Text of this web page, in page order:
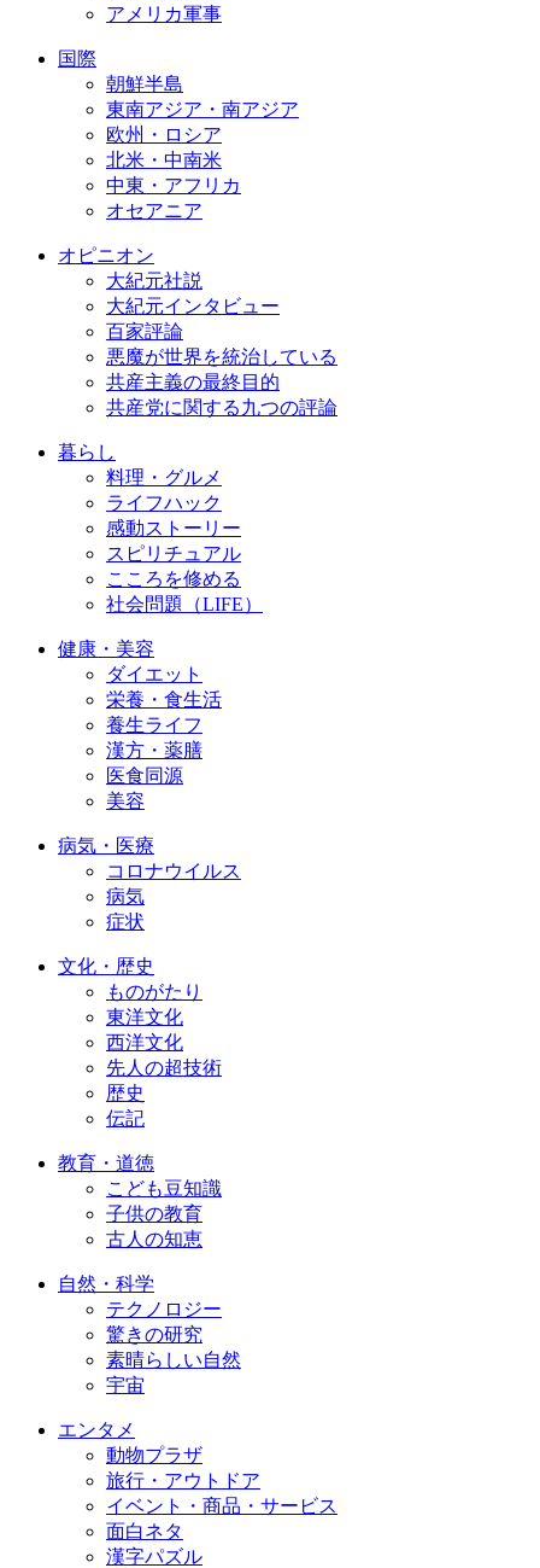
アメリカ軍事
国際
朝鮮半島
東南アジア・南アジア
欧州・ロシア
北米・中南米
中東・アフリカ
オセアニア
オピニオン
大紀元社説
大紀元インタビュー
百家評論
悪魔が世界を統治している
共産主義の最終目的
共産党に関する九つの評論
暮らし
料理・グルメ
ライフハック
感動ストーリー
スピリチュアル
こころを修める
社会問題（LIFE）
健康・美容
ダイエット
栄養・食生活
養生ライフ
漢方・薬膳
医食同源
美容
病気・医療
コロナウイルス
病気
症状
文化・歴史
ものがたり
東洋文化
西洋文化
先人の超技術
歴史
伝記
教育・道徳
こども豆知識
子供の教育
古人の知恵
自然・科学
テクノロジー
驚きの研究
素晴らしい自然
宇宙
エンタメ
動物プラザ
旅行・アウトドア
イベント・商品・サービス
面白ネタ
漢字パズル